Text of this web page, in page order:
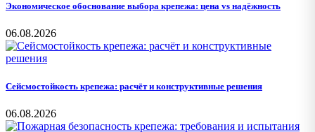
Экономическое обоснование выбора крепежа: цена vs надёжность
06.08.2026
Сейсмостойкость крепежа: расчёт и конструктивные решения
06.08.2026